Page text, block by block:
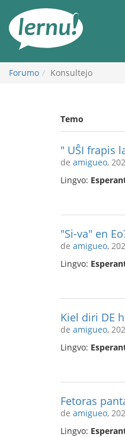
enhavo
Forumo Konsultejo
Temo
" UŜI frapis
de amigueo,
Lingvo:
"Si-va" en
de amigueo,
Lingvo:
Kiel diri DE
de amigueo,
Lingvo:
Fetoras
de amigueo,
Lingvo: